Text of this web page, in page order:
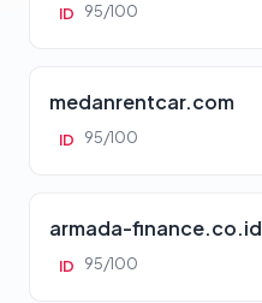
ID 95/100
medanrentcar.com
ID 95/100
armada-finance.co.id
ID 95/100